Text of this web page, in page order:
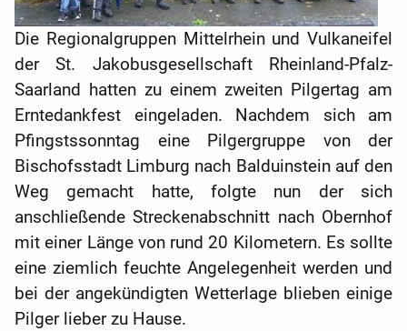
Die Regionalgruppen Mittelrhein und Vulkaneifel
der St. Jakobusgesellschaft Rheinland-Pfalz-
Saarland hatten zu einem zweiten Pilgertag am
Erntedankfest eingeladen. Nachdem sich am
Pfingstssonntag eine Pilgergruppe von der
Bischofsstadt Limburg nach Balduinstein auf den
Weg gemacht hatte, folgte nun der sich
anschließende Streckenabschnitt nach Obernhof
mit einer Länge von rund 20 Kilometern. Es sollte
eine ziemlich feuchte Angelegenheit werden und
bei der angekündigten Wetterlage blieben einige
Pilger lieber zu Hause.